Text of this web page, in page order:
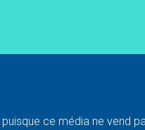
ce média ne vend